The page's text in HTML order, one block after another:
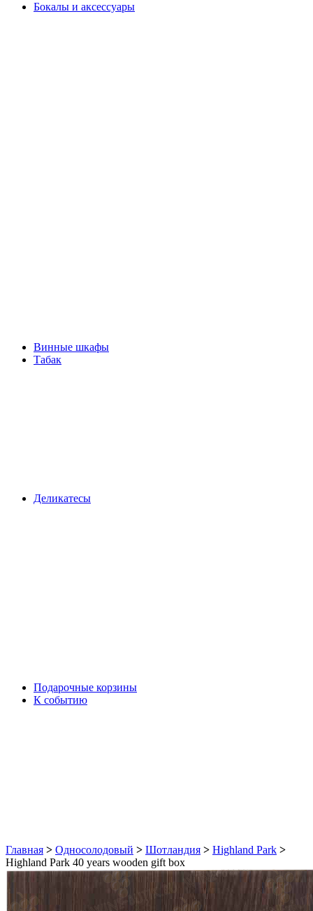
Бокалы и аксессуары
Винные шкафы
Табак
Деликатесы
Подарочные корзины
К событию
Главная > Односолодовый > Шотландия > Highland Park >
Highland Park 40 years wooden gift box